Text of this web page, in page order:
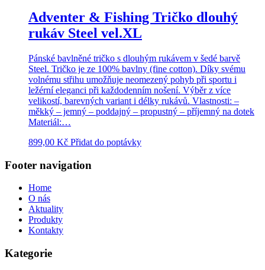
Adventer & Fishing Tričko dlouhý
rukáv Steel vel.XL
Pánské bavlněné tričko s dlouhým rukávem v šedé barvě
Steel. Tričko je ze 100% bavlny (fine cotton). Díky svému
volnému střihu umožňuje neomezený pohyb při sportu i
ležérní eleganci při každodenním nošení. Výběr z více
velikostí, barevných variant i délky rukávů. Vlastnosti: –
měkký – jemný – poddajný – propustný – příjemný na dotek
Materiál:…
899,00 Kč Přidat do poptávky
Footer navigation
Home
O nás
Aktuality
Produkty
Kontakty
Kategorie